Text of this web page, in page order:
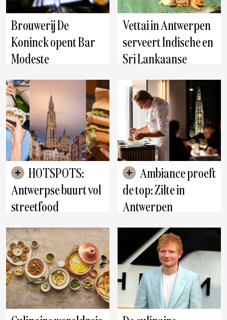
Brouwerij De
Koninck opent Bar
Modeste
Amands
Vettai in Antwerpen
serveert Indische en
Sri Lankaanse
smaken op unieke
wijze
Antwerpen
Antwerpse buurt vol
streetfood
de top: Zilte in
Antwerpen